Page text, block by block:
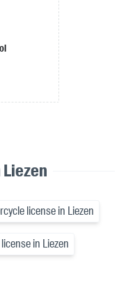
license in Liezen
in Liezen